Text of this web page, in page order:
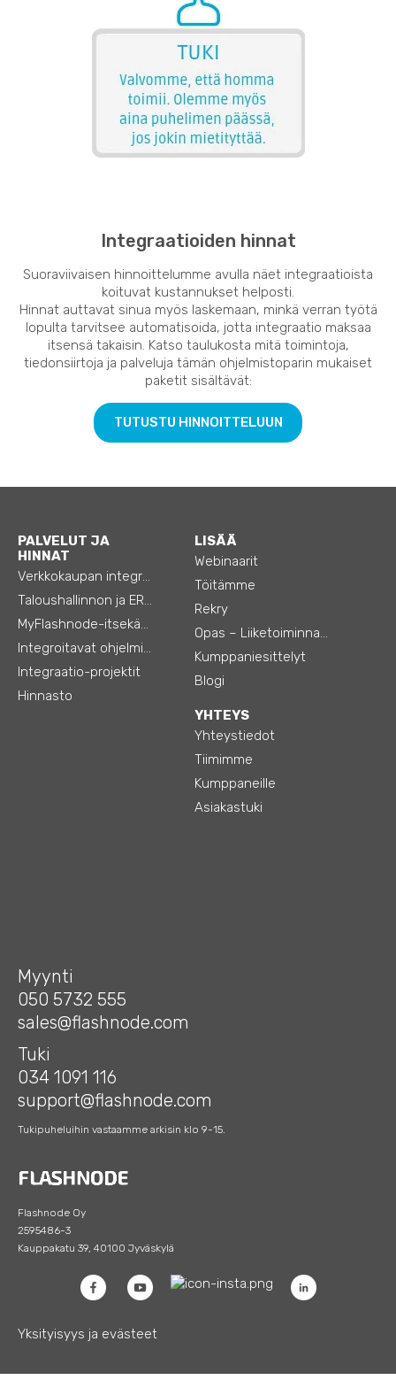
Integraatioiden hinnat
Suoraviivaisen hinnoittelumme avulla näet integraatioista
koituvat kustannukset helposti.
Hinnat auttavat sinua myös laskemaan, minkä verran työtä
lopulta tarvitsee automatisoida, jotta integraatio maksaa
itsensä takaisin. Katso taulukosta mitä toimintoja,
tiedonsiirtoja ja palveluja tämän ohjelmistoparin mukaiset
paketit sisältävät:
TUTUSTU HINNOITTELUUN
PALVELUT JA
HINNAT
Verkkokaupan integraatiot
Taloushallinnon ja ERP:n integraatiot
MyFlashnode-itsekäyttö-automaatio
Integroitavat ohjelmistot
Integraatio-projektit
Hinnasto
LISÄÄ
Webinaarit
Töitämme
Rekry
Opas – Liiketoiminnan tehostamiseen
Kumppaniesittelyt
Blogi
YHTEYS
Yhteystiedot
Tiimimme
Kumppaneille
Asiakastuki
Myynti
050 5732 555
sales@flashnode.com
Tuki
034 1091 116
support@flashnode.com
Tukipuheluihin vastaamme arkisin klo 9-15.
Flashnode Oy
2595486-3
Kauppakatu 39, 40100 Jyväskylä
Yksityisyys ja evästeet